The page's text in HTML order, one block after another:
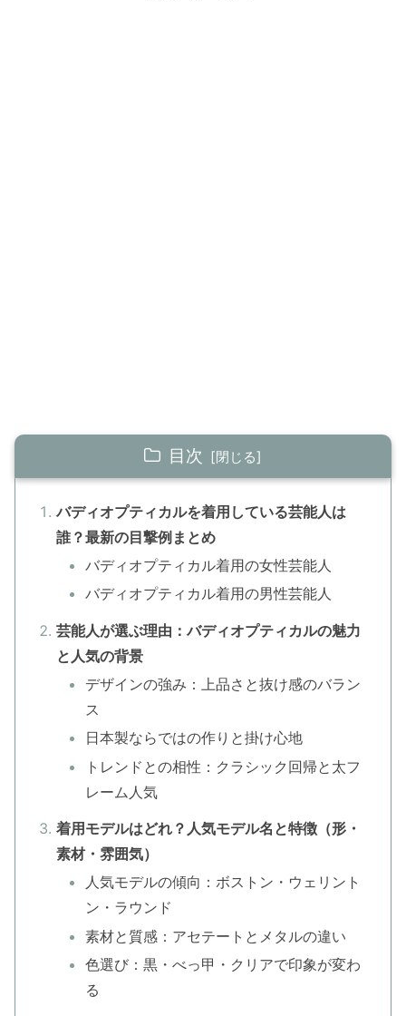
目次
バディオプティカルを着用している芸能人は
誰？最新の目撃例まとめ
バディオプティカル着用の女性芸能人
バディオプティカル着用の男性芸能人
芸能人が選ぶ理由：バディオプティカルの魅力
と人気の背景
デザインの強み：上品さと抜け感のバラン
ス
日本製ならではの作りと掛け心地
トレンドとの相性：クラシック回帰と太フ
レーム人気
着用モデルはどれ？人気モデル名と特徴（形・
素材・雰囲気）
人気モデルの傾向：ボストン・ウェリント
ン・ラウンド
素材と質感：アセテートとメタルの違い
色選び：黒・べっ甲・クリアで印象が変わ
る